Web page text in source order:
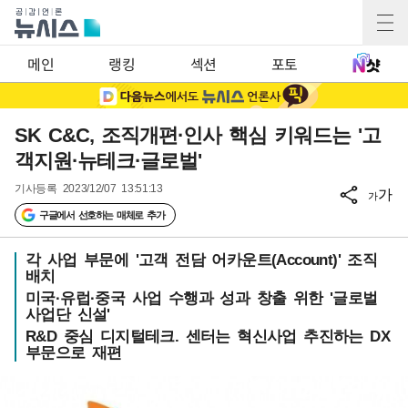
메인 랭킹 섹션 포토
SK C&C, 조직개편·인사 핵심 키워드는 '고
객지원·뉴테크·글로벌'
기사등록 2023/12/07 13:51:13
구글에서 선호하는 매체로 추가
가가
각 사업 부문에 '고객 전담 어카운트(Account)' 조직
배치
미국·유럽·중국 사업 수행과 성과 창출 위한 '글로벌
사업단 신설'
R&D 중심 디지털테크. 센터는 혁신사업 추진하는 DX
부문으로 재편